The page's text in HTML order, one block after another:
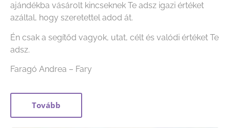
ajándékba vásárolt kincseknek Te adsz igazi értéket
azáltal, hogy szeretettel adod át.
Én csak a segítőd vagyok, utat, célt és valódi értéket Te
adsz.
Faragó Andrea – Fary
Tovább